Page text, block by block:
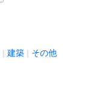
建築 その他